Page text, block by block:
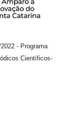
- Programa
Científicos-